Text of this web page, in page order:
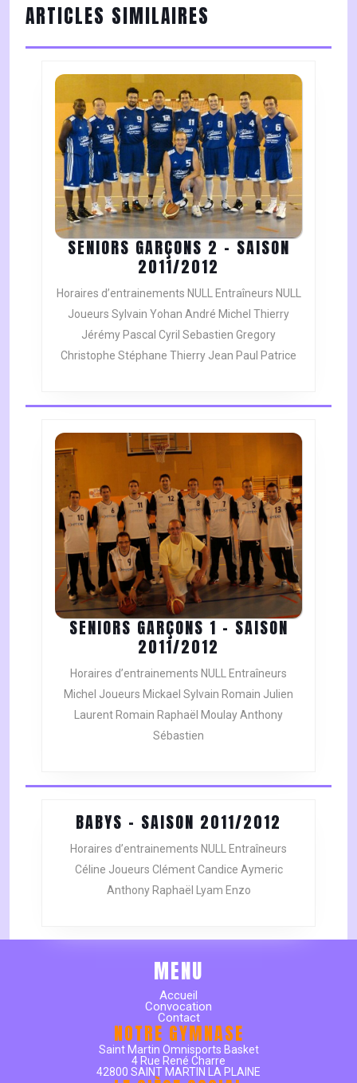
post:
post:
ARTICLES SIMILAIRES
SENIORS GARÇONS 2 – SAISON
2011/2012
GARÇONS
2
–
SAISON
2011/2012
Horaires d’entrainements NULL Entraîneurs NULL
Joueurs Sylvain Yohan André Michel Thierry
Jérémy Pascal Cyril Sebastien Gregory
Christophe Stéphane Thierry Jean Paul Patrice
SENIORS GARÇONS 1 – SAISON
2011/2012
GARÇONS
1
–
SAISON
Horaires d’entrainements NULL Entraîneurs
Michel Joueurs Mickael Sylvain Romain Julien
Laurent Romain Raphaël Moulay Anthony
Sébastien
BABYS – SAISON 2011/2012
–
SAISON
2011/
Horaires d’entrainements NULL Entraîneurs
Céline Joueurs Clément Candice Aymeric
Anthony Raphaël Lyam Enzo
MENU
Accueil
Convocation
Contact
NOTRE GYMNASE
Saint Martin Omnisports Basket
4 Rue René Charre
42800 SAINT MARTIN LA PLAINE